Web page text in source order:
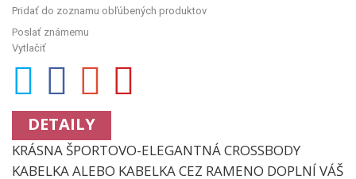
Pridať do zoznamu obľúbených produktov
Poslať známemu
Vytlačiť
DETAILY
KRÁSNA ŠPORTOVO-ELEGANTNÁ CROSSBODY
KABELKA ALEBO KABELKA CEZ RAMENO DOPLNÍ VÁŠ